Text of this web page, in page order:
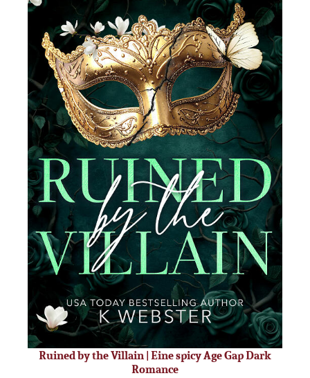
Ruined by the Villain | Eine spicy Age Gap Dark
Romance